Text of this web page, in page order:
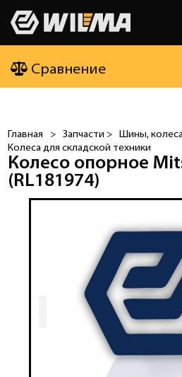
Сравнение
Главная > Запчасти >
Шины,
Колеса для складской техники
Колесо опорное
(RL181974)